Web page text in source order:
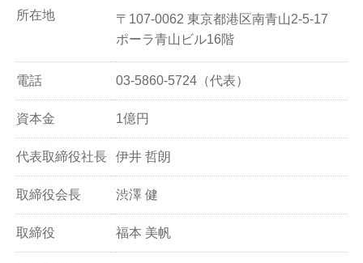
所在地
〒107-0062 東京都港区南青山2-5-17
ポーラ青山ビル16階
電話 03-5860-5724（代表）
資本金 1億円
代表取締役社長 伊井 哲朗
取締役会長 渋澤 健
取締役 福本 美帆